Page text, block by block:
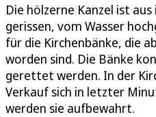
Die hölzerne Kanzel ist
gerissen, vom Wasser
für die Kirchenbänke, die
worden sind. Die Bänke
gerettet werden. In der
Verkauf sich in letzter
werden sie aufbewahrt.